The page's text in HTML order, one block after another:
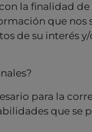
la finalidad
que nos
de su interés
para la
que se